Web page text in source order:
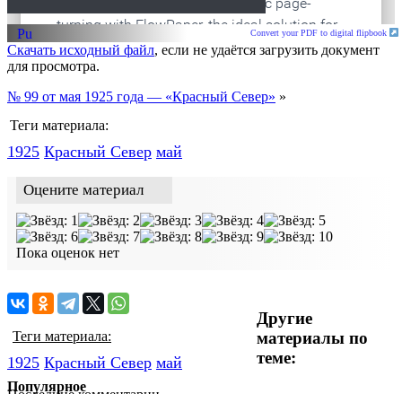
Convert your PDF to digital flipbook
Скачать исходный файл, если не удаётся загрузить документ
для просмотра.
№ 99 от мая 1925 года — «Красный Север» »
Теги материала:
1925 Красный Cевер май
Оцените материал
Пока оценок нет
Другие
материалы по
теме:
Теги материала:
1925 Красный Cевер май
Популярное